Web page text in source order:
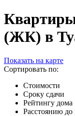
(ЖК) в
Показать на карте
Сортировать по:
Стоимости
Сроку сдачи
Рейтингу дома
Расстоянию до